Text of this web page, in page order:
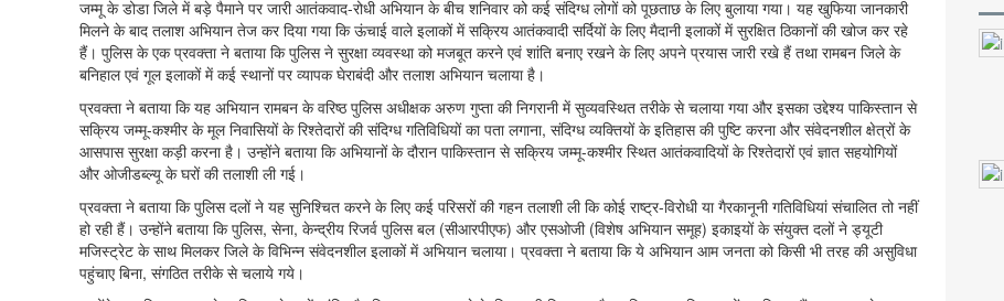
जम्मू के डोडा जिले में बड़े पैमाने पर जारी आतंकवाद-रोधी अभियान के बीच शनिवार को कई संदिग्ध लोगों को पूछताछ के लिए बुलाया गया। यह खुफिया जानकारी
मिलने के बाद तलाश अभियान तेज कर दिया गया कि ऊंचाई वाले इलाकों में सक्रिय आतंकवादी सर्दियों के लिए मैदानी इलाकों में सुरक्षित ठिकानों की खोज कर रहे
हैं। पुलिस के एक प्रवक्ता ने बताया कि पुलिस ने सुरक्षा व्यवस्था को मजबूत करने एवं शांति बनाए रखने के लिए अपने प्रयास जारी रखे हैं तथा रामबन जिले के
बनिहाल एवं गूल इलाकों में कई स्थानों पर व्यापक घेराबंदी और तलाश अभियान चलाया है।
प्रवक्ता ने बताया कि यह अभियान रामबन के वरिष्ठ पुलिस अधीक्षक अरुण गुप्ता की निगरानी में सुव्यवस्थित तरीके से चलाया गया और इसका उद्देश्य पाकिस्तान से
सक्रिय जम्मू-कश्मीर के मूल निवासियों के रिश्तेदारों की संदिग्ध गतिविधियों का पता लगाना, संदिग्ध व्यक्तियों के इतिहास की पुष्टि करना और संवेदनशील क्षेत्रों के
आसपास सुरक्षा कड़ी करना है। उन्होंने बताया कि अभियानों के दौरान पाकिस्तान से सक्रिय जम्मू-कश्मीर स्थित आतंकवादियों के रिश्तेदारों एवं ज्ञात सहयोगियों
और ओजीडब्ल्यू के घरों की तलाशी ली गई।
प्रवक्ता ने बताया कि पुलिस दलों ने यह सुनिश्चित करने के लिए कई परिसरों की गहन तलाशी ली कि कोई राष्ट्र-विरोधी या गैरकानूनी गतिविधियां संचालित तो नहीं
हो रही हैं। उन्होंने बताया कि पुलिस, सेना, केन्द्रीय रिजर्व पुलिस बल (सीआरपीएफ) और एसओजी (विशेष अभियान समूह) इकाइयों के संयुक्त दलों ने ड्यूटी
मजिस्ट्रेट के साथ मिलकर जिले के विभिन्न संवेदनशील इलाकों में अभियान चलाया। प्रवक्ता ने बताया कि ये अभियान आम जनता को किसी भी तरह की असुविधा
पहुंचाए बिना, संगठित तरीके से चलाये गये।